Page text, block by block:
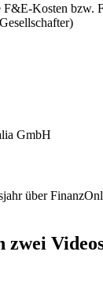
F&E-Kosten bzw.
über
zwei